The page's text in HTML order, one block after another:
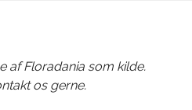
af Floradania som kilde.
os gerne.